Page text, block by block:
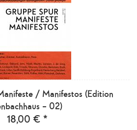
/ Manifestos (Edition
– 02)
18,00 € *